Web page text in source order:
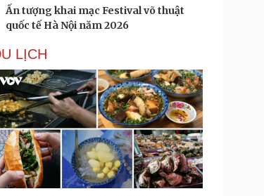
Ấn tượng khai mạc Festival võ thuật
quốc tế Hà Nội năm 2026
LỊCH